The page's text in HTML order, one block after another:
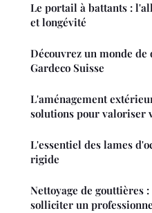
Le portail à battants :
et longévité
Découvrez un monde
Gardeco Suisse
L'aménagement
solutions pour valoriser
L'essentiel des lames
rigide
Nettoyage de gouttières
solliciter un